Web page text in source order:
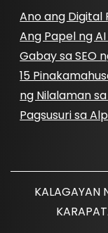
Ano ang Digital
Ang Papel ng
Gabay sa SEO
15
ng Nilalaman
Pagsusuri sa
KALAGAYAN